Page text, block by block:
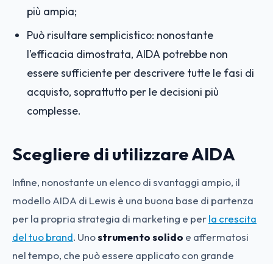
più ampia;
Può risultare semplicistico: nonostante
l’efficacia dimostrata, AIDA potrebbe non
essere sufficiente per descrivere tutte le fasi di
acquisto, soprattutto per le decisioni più
complesse.
Scegliere di utilizzare AIDA
Infine, nonostante un elenco di svantaggi ampio, il
modello AIDA di Lewis è una buona base di partenza
per la propria strategia di marketing e perla crescita
del tuo brand. Unostrumento solido e affermatosi
nel tempo, che può essere applicato con grande